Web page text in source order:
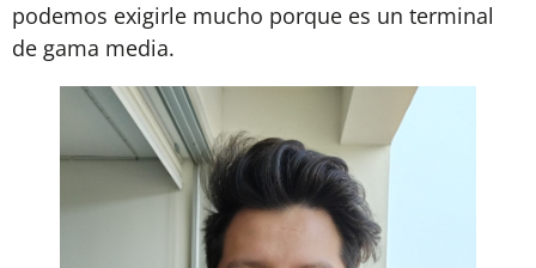
podemos exigirle mucho porque es un terminal
de gama media.